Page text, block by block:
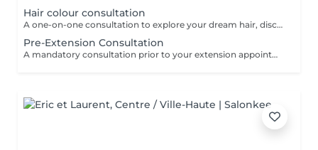
Hair colour consultation
A one-on-one consultation to explore your dream hair, discuss colour possibilities, pricing, and create a tailored plan to achieve the best result for you.
Pre-Extension Consultation
A mandatory consultation prior to your extension appointment. During this session we will assess your hair, discuss your desired look, color match, and determine the right amount of hair needed. This ensures a flawless result and allows us to order the perfect extensions for you. Please note: installation cannot be booked without a consultation first